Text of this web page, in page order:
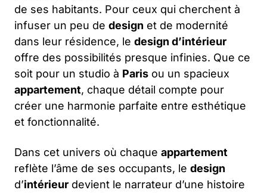
de ses habitants. Pour ceux qui cherchent à
infuser un peu de design et de modernité
dans leur résidence, le design d’intérieur
offre des possibilités presque infinies. Que ce
soit pour un studio à Paris ou un spacieux
appartement, chaque détail compte pour
créer une harmonie parfaite entre esthétique
et fonctionnalité.
Dans cet univers où chaque appartement
reflète l’âme de ses occupants, le design
d’intérieur devient le narrateur d’une histoire